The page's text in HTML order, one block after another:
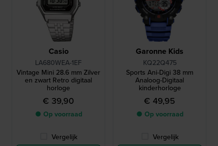
Casio
LA680WEA-1EF
Vintage Mini 28.6 mm Zilver
en zwart Retro digitaal
horloge
€ 39,90
● Op voorraad
Vergelijk
Garonne Kids
KQ22Q475
Sports Ani-Digi 38 mm
Analoog-Digitaal
kinderhorloge
€ 49,95
● Op voorraad
Vergelijk